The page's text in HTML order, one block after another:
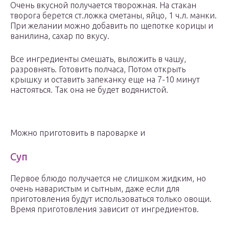
Очень вкусной получается творожная. На стакан
творога берется ст.ложка сметаны, яйцо, 1 ч.л. манки.
При желании можно добавить по щепотке корицы и
ванилина, сахар по вкусу.
Все ингредиенты смешать, выложить в чашу,
разровнять. Готовить полчаса, Потом открыть
крышку и оставить запеканку еще на 7-10 минут
настояться. Так она не будет водянистой.
Можно приготовить в пароварке и
Суп
Первое блюдо получается не слишком жидким, но
очень наваристым и сытным, даже если для
приготовления будут использоваться только овощи.
Время приготовления зависит от ингредиентов.